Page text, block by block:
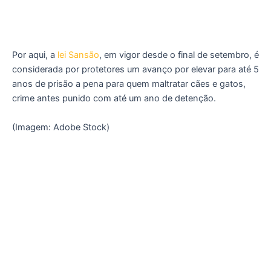
Por aqui, a lei Sansão, em vigor desde o final de setembro, é
considerada por protetores um avanço por elevar para até 5
anos de prisão a pena para quem maltratar cães e gatos,
crime antes punido com até um ano de detenção.
(Imagem: Adobe Stock)